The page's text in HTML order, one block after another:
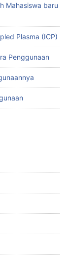
Mahasiswa baru
Plasma (ICP)
Penggunaan